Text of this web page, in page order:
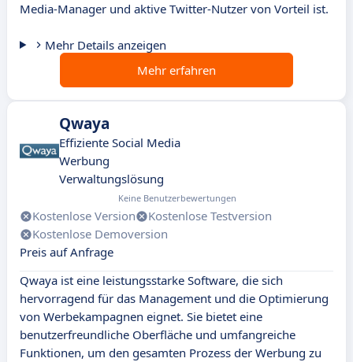
Media-Manager und aktive Twitter-Nutzer von Vorteil ist.
Mehr Details anzeigen
Mehr erfahren
Qwaya
Effiziente Social Media
Werbung
Verwaltungslösung
Keine Benutzerbewertungen
Kostenlose Version
Kostenlose Testversion
Kostenlose Demoversion
Preis auf Anfrage
Qwaya ist eine leistungsstarke Software, die sich
hervorragend für das Management und die Optimierung
von Werbekampagnen eignet. Sie bietet eine
benutzerfreundliche Oberfläche und umfangreiche
Funktionen, um den gesamten Prozess der Werbung zu